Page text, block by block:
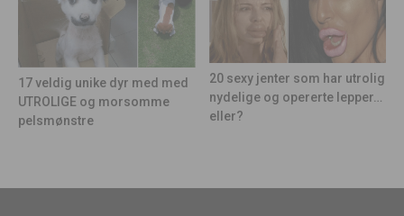
17 veldig unike dyr med med
UTROLIGE og morsomme
pelsmønstre
20 sexy jenter som har utrolig
nydelige og opererte lepper…
eller?